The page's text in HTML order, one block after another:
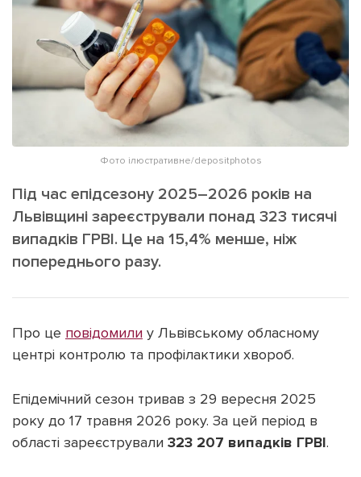
Інтерв'ю
Картки
Репортаж
Розслідування
Ініціативи
Прес-релізи
Фото/Відео
Made in Lviv
Зв'язатися з нами
[email protected] Реклама на сайті
Політика конфіденційності
Наші соц мережі
Підтримати dyvys.info
Фото ілюстративне/depositphotos
Під час епідсезону 2025–2026 років на
Львівщині зареєстрували понад 323 тисячі
випадків ГРВІ. Це на 15,4% менше, ніж
попереднього разу.
Про це повідомили у Львівському обласному
центрі контролю та профілактики хвороб.
Епідемічний сезон тривав з 29 вересня 2025
року до 17 травня 2026 року. За цей період в
області зареєстрували 323 207 випадків ГРВІ.